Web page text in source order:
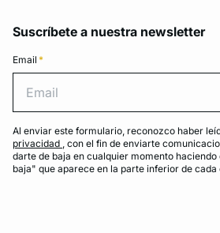
Suscríbete a nuestra newsletter
Email *
Al enviar este formulario, reconozco haber
privacidad , con el fin de enviarte
darte de baja en cualquier momento
baja" que aparece en la parte inferior de